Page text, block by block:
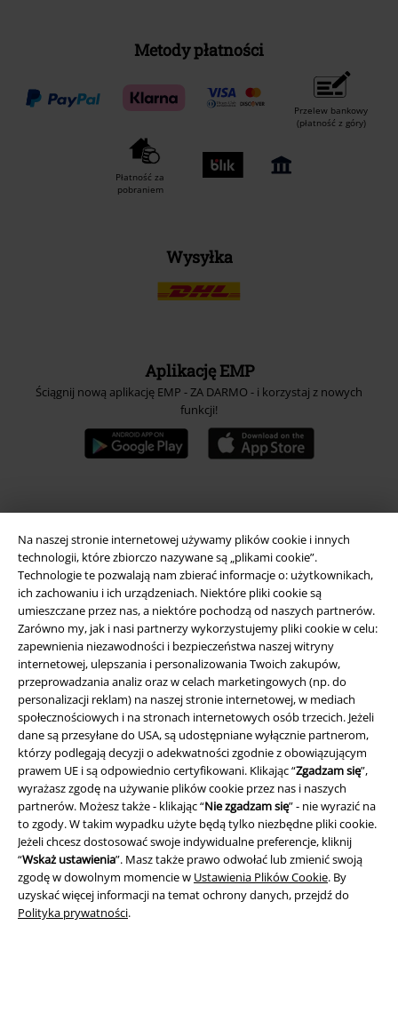
Na naszej stronie internetowej używamy plików cookie i innych
technologii, które zbiorczo nazywane są „plikami cookie”.
Technologie te pozwalają nam zbierać informacje o: użytkownikach,
ich zachowaniu i ich urządzeniach. Niektóre pliki cookie są
umieszczane przez nas, a niektóre pochodzą od naszych partnerów.
Zarówno my, jak i nasi partnerzy wykorzystujemy pliki cookie w celu:
zapewnienia niezawodności i bezpieczeństwa naszej witryny
internetowej, ulepszania i personalizowania Twoich zakupów,
przeprowadzania analiz oraz w celach marketingowych (np. do
personalizacji reklam) na naszej stronie internetowej, w mediach
społecznościowych i na stronach internetowych osób trzecich. Jeżeli
dane są przesyłane do USA, są udostępniane wyłącznie partnerom,
którzy podlegają decyzji o adekwatności zgodnie z obowiązującym
prawem UE i są odpowiednio certyfikowani. Klikając “Zgadzam się”,
wyrażasz zgodę na używanie plików cookie przez nas i naszych
partnerów. Możesz także - klikając “Nie zgadzam się” - nie wyrazić na
to zgody. W takim wypadku użyte będą tylko niezbędne pliki cookie.
Jeżeli chcesz dostosować swoje indywidualne preferencje, kliknij
“Wskaż ustawienia”. Masz także prawo odwołać lub zmienić swoją
zgodę w dowolnym momencie w Ustawienia Plików Cookie. By
uzyskać więcej informacji na temat ochrony danych, przejdź do
Polityka prywatności.
Metody płatności
Przelew bankowy
(płatność z góry)
Płatność za
pobraniem
Wysyłka
Aplikację EMP
Ściągnij nową aplikację EMP - ZA DARMO - i korzystaj z nowych
funkcji!
Informacje prawne
Regulamin
Dane firmy
Polityka prywatności